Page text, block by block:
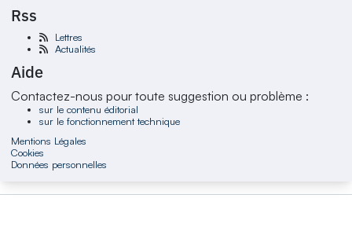
Rss
Lettres
Actualités
Aide
Contactez-nous pour toute suggestion ou problème :
sur le contenu éditorial
sur le fonctionnement technique
Mentions Légales
Cookies
Données personnelles